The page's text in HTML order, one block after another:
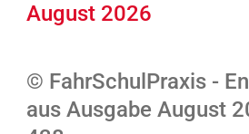
August 2026
© FahrSchulPraxis -
aus Ausgabe August